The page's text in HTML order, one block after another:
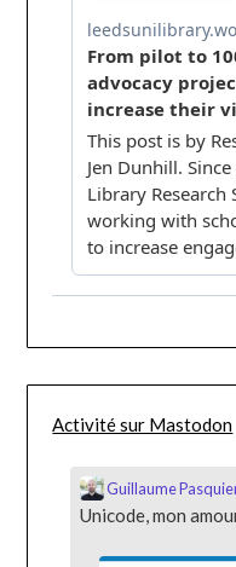
Activité sur Mastodon
Guillaume
Unicode, mon